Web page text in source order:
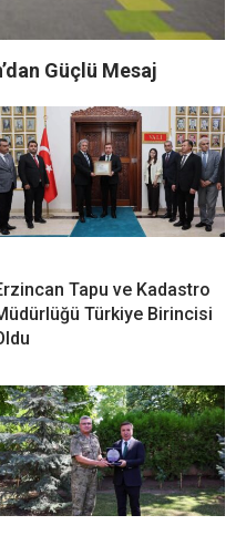
Güçlü Mesaj
Tapu ve Kadastro
Türkiye Birincisi